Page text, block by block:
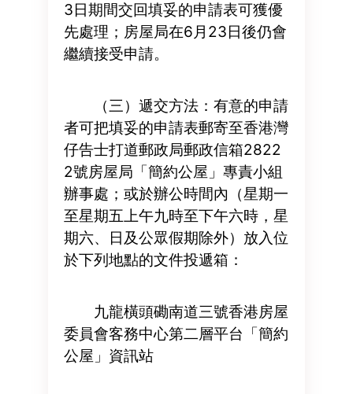
3日期間交回填妥的申請表可獲優
先處理；房屋局在6月23日後仍會
繼續接受申請。
（三）遞交方法：有意的申請
者可把填妥的申請表郵寄至香港灣
仔告士打道郵政局郵政信箱2822
2號房屋局「簡約公屋」專責小組
辦事處；或於辦公時間內（星期一
至星期五上午九時至下午六時，星
期六、日及公眾假期除外）放入位
於下列地點的文件投遞箱：
九龍橫頭磡南道三號香港房屋
委員會客務中心第二層平台「簡約
公屋」資訊站